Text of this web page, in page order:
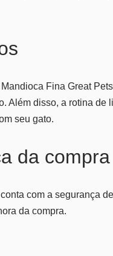
Fina Great
Além disso, a rotina de
seu gato.
da compra
com a segurança
da compra.